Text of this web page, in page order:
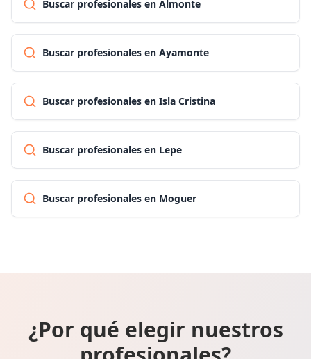
Buscar profesionales en Almonte
Buscar profesionales en Ayamonte
Buscar profesionales en Isla Cristina
Buscar profesionales en Lepe
Buscar profesionales en Moguer
¿Por qué elegir nuestros